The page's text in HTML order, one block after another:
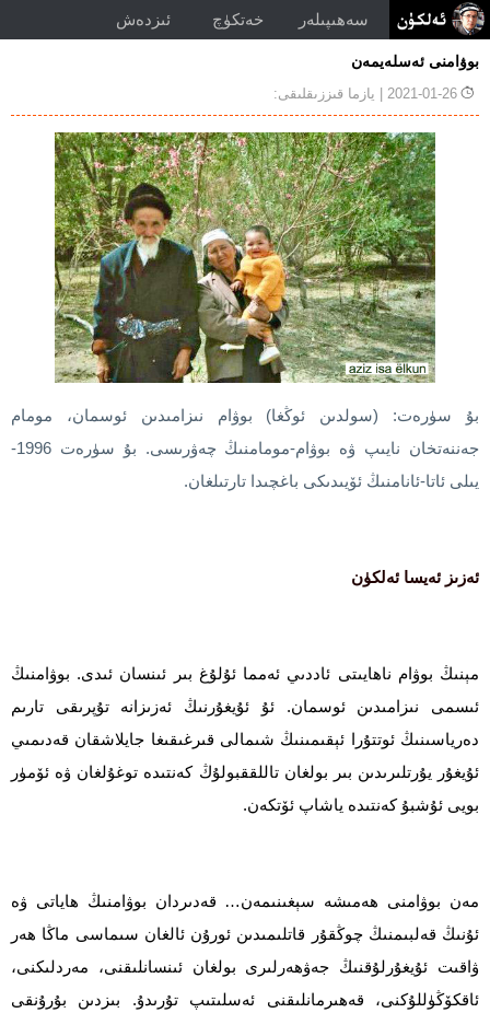
سەھىپىلەر خەتكۈچ ئىزدەش
بوۋامنى ئەسلەيمەن
2021-01-26 | يازما قىززىقلىقى:
بۇ سۈرەت: (سولدىن ئوڭغا) بوۋام نىزامىدىن ئوسمان، مومام
جەننەتخان نايىپ ۋە بوۋام-مومامنىڭ چەۋرىسى. بۇ سۈرەت 1996-
يىلى ئاتا-ئانامنىڭ ئۆيىدىكى باغچىدا تارتىلغان.
ئەزىز ئەيسا ئەلكۈن
مېنىڭ بوۋام ناھايىتى ئاددىي ئەمما ئۇلۇغ بىر ئىنسان ئىدى. بوۋامنىڭ
ئىسمى نىزامىدىن ئوسمان. ئۇ ئۇيغۇرنىڭ ئەزىزانە تۇپرىقى تارىم
دەرياسىنىڭ ئوتتۇرا ئېقىمىنىڭ شىمالى قىرغىقىغا جايلاشقان قەدىمىي
ئۇيغۇر يۇرتلىرىدىن بىر بولغان تاللققبولۇڭ كەنتىدە توغۇلغان ۋە ئۆمۈر
بويى ئۇشبۇ كەنتىدە ياشاپ ئۆتكەن.
مەن بوۋامنى ھەمىشە سېغىنىمەن… قەدىردان بوۋامنىڭ ھاياتى ۋە
ئۇنىڭ قەلبىمنىڭ چوڭقۇر قاتلىمىدىن ئورۇن ئالغان سىماسى ماڭا ھەر
ۋاقىت ئۇيغۇرلۇقنىڭ جەۋھەرلىرى بولغان ئىنسانلىقنى، مەردلىكنى،
ئاقكۆڭۈللۇكنى، قەھىرمانلىقنى ئەسلىتىپ تۇرىدۇ. بىزدىن بۇرۇنقى